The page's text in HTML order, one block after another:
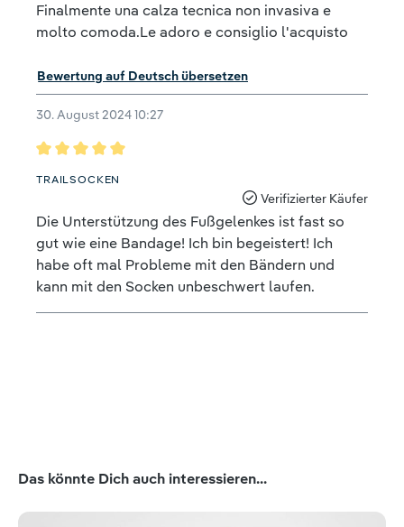
Finalmente una calza tecnica non invasiva e
molto comoda.Le adoro e consiglio l'acquisto
Bewertung auf Deutsch übersetzen
30. August 2024 10:27
TRAILSOCKEN
Verifizierter Käufer
Die Unterstützung des Fußgelenkes ist fast so
gut wie eine Bandage! Ich bin begeistert! Ich
habe oft mal Probleme mit den Bändern und
kann mit den Socken unbeschwert laufen.
Produktgalerie überspringen
Das könnte Dich auch interessieren...